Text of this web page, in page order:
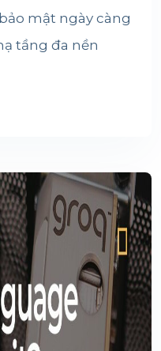
mật ngày càng
tầng đa nền